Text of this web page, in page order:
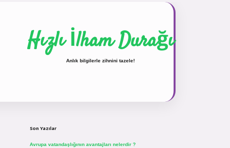
Hızlı İlham Durağı
Anlık bilgilerle zihnini tazele!
Son Yazılar
Avrupa vatandaşlığının avantajları nelerdir ?